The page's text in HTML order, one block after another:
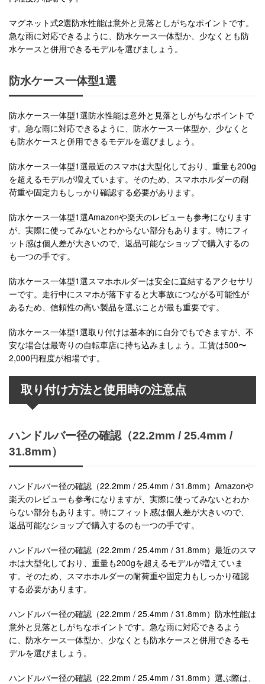
マグネット式2選防水性能は意外と見落としがちなポイントです。
急な雨に対応できるように、防水ケース一体型か、少なくとも防
水ケースと併用できるモデルを選びましょう。
防水ケース一体型1選
防水ケース一体型1選防水性能は意外と見落としがちなポイントで
す。急な雨に対応できるように、防水ケース一体型か、少なくと
も防水ケースと併用できるモデルを選びましょう。
防水ケース一体型1選最近のスマホは大型化しており、重量も200g
を超えるモデルが増えています。そのため、スマホホルダーの耐
荷重や固定力もしっかり確認する必要があります。
防水ケース一体型1選Amazonや楽天のレビューも参考になります
が、実際に使ってみないとわからない部分もあります。特にフィ
ット感は個人差が大きいので、返品可能なショップで購入するの
も一つの手です。
防水ケース一体型1選スマホホルダーは安全に直結するアクセサリ
ーです。走行中にスマホが落下すると大事故につながる可能性が
あるため、信頼性の高い製品を選ぶことが最も重要です。
防水ケース一体型1選取り付けは基本的に自分でもできますが、不
安な場合は最寄りの自転車店に持ち込みましょう。工賃は500〜
2,000円程度が相場です。
取り付け方法と使用時の注意点
ハンドルバー径の確認（22.2mm / 25.4mm /
31.8mm）
ハンドルバー径の確認（22.2mm / 25.4mm / 31.8mm）Amazonや
楽天のレビューも参考になりますが、実際に使ってみないとわか
らない部分もあります。特にフィット感は個人差が大きいので、
返品可能なショップで購入するのも一つの手です。
ハンドルバー径の確認（22.2mm / 25.4mm / 31.8mm）最近のスマ
ホは大型化しており、重量も200gを超えるモデルが増えていま
す。そのため、スマホホルダーの耐荷重や固定力もしっかり確認
する必要があります。
ハンドルバー径の確認（22.2mm / 25.4mm / 31.8mm）防水性能は
意外と見落としがちなポイントです。急な雨に対応できるよう
に、防水ケース一体型か、少なくとも防水ケースと併用できるモ
デルを選びましょう。
ハンドルバー径の確認（22.2mm / 25.4mm / 31.8mm）選ぶ際は、